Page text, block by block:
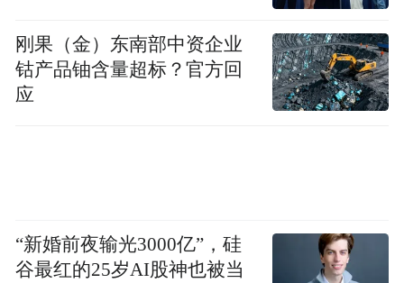
刚果（金）东南部中资企业
钴产品铀含量超标？官方回
应
“新婚前夜输光3000亿”，硅
谷最红的25岁AI股神也被当